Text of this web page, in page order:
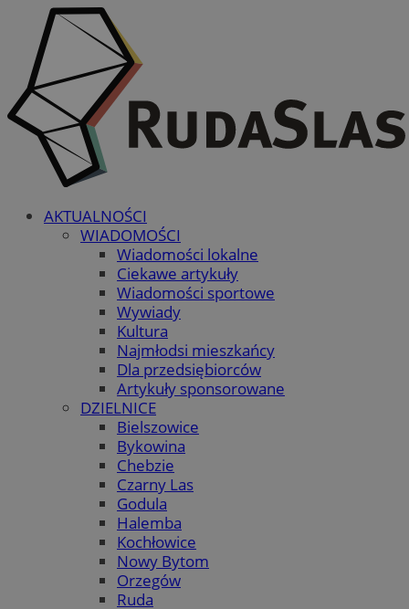
AKTUALNOŚCI
WIADOMOŚCI
Wiadomości lokalne
Ciekawe artykuły
Wiadomości sportowe
Wywiady
Kultura
Najmłodsi mieszkańcy
Dla przedsiębiorców
Artykuły sponsorowane
DZIELNICE
Bielszowice
Bykowina
Chebzie
Czarny Las
Godula
Halemba
Kochłowice
Nowy Bytom
Orzegów
Ruda